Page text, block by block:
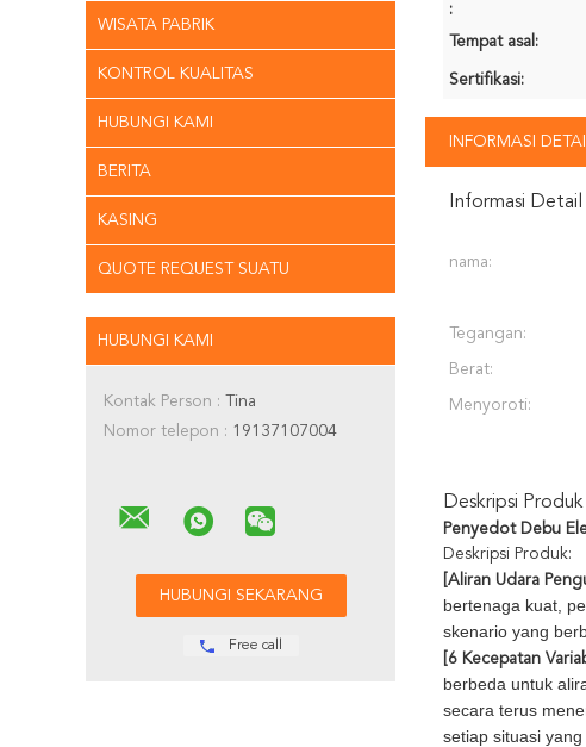
WISATA PABRIK
KONTROL KUALITAS
HUBUNGI KAMI
BERITA
KASING
QUOTE REQUEST SUATU
HUBUNGI KAMI
Kontak Person : Tina
Nomor telepon : 19137107004
Free call
:
Tempat asal:
Sertifikasi:
INFORMASI
Informasi Detail
nama:
Tegangan:
Berat:
Menyoroti:
Deskripsi Produk
Penyedot Debu
Deskripsi Produk:
[Aliran Udara
bertenaga kuat,
skenario yang
[6 Kecepatan
berbeda untuk
secara terus
setiap situasi yang